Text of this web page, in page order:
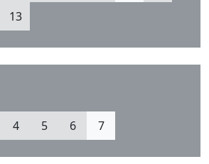
13
4 5 6 7